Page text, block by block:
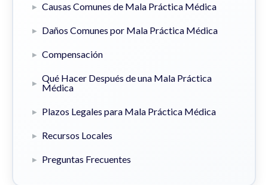
Causas Comunes de Mala Práctica Médica
Daños Comunes por Mala Práctica Médica
Compensación
Qué Hacer Después de una Mala Práctica
Médica
Plazos Legales para Mala Práctica Médica
Recursos Locales
Preguntas Frecuentes